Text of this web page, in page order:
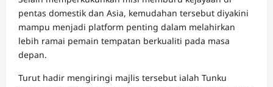
pentas domestik dan Asia, kemudahan tersebut diyakini
mampu menjadi platform penting dalam melahirkan
lebih ramai pemain tempatan berkualiti pada masa
depan.
Turut hadir mengiringi majlis tersebut ialah Tunku